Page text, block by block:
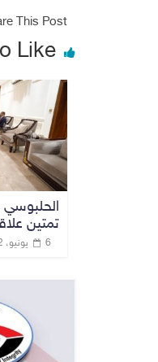
This Post:
Like
تمتين
6 يونيو، 2022